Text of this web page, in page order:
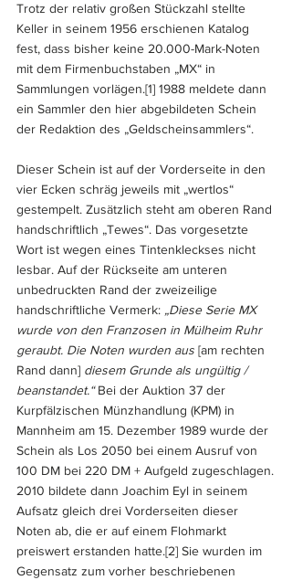
Trotz der relativ großen Stückzahl stellte
Keller in seinem 1956 erschienen Katalog
fest, dass bisher keine 20.000-Mark-Noten
mit dem Firmenbuchstaben „MX“ in
Sammlungen vorlägen.[1] 1988 meldete dann
ein Sammler den hier abgebildeten Schein
der Redaktion des „Geldscheinsammlers“.
Dieser Schein ist auf der Vorderseite in den
vier Ecken schräg jeweils mit „wertlos“
gestempelt. Zusätzlich steht am oberen Rand
handschriftlich „Tewes“. Das vorgesetzte
Wort ist wegen eines Tintenkleckses nicht
lesbar. Auf der Rückseite am unteren
unbedruckten Rand der zweizeilige
handschriftliche Vermerk: „Diese Serie MX
wurde von den Franzosen in Mülheim Ruhr
geraubt. Die Noten wurden aus [am rechten
Rand dann] diesem Grunde als ungültig /
beanstandet.“ Bei der Auktion 37 der
Kurpfälzischen Münzhandlung (KPM) in
Mannheim am 15. Dezember 1989 wurde der
Schein als Los 2050 bei einem Ausruf von
100 DM bei 220 DM + Aufgeld zugeschlagen.
2010 bildete dann Joachim Eyl in seinem
Aufsatz gleich drei Vorderseiten dieser
Noten ab, die er auf einem Flohmarkt
preiswert erstanden hatte.[2] Sie wurden im
Gegensatz zum vorher beschriebenen